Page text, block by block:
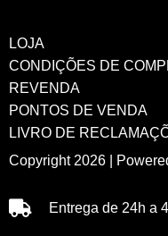
LOJA
CONDIÇÕES DE
REVENDA
PONTOS DE VENDA
LIVRO DE
Copyright 2026 |
Entrega de 24h a